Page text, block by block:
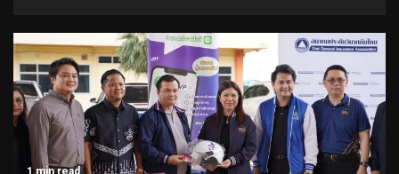
1 min read